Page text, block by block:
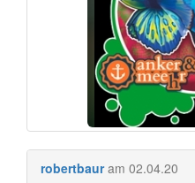
robertbaur am 02.04.20